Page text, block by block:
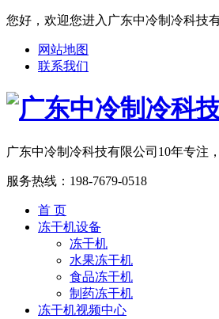
您好，欢迎您进入广东中冷制冷科技
网站地图
联系我们
广东中冷制冷科技有限公司 10年专注
服务热线： 198-7679-0518
首 页
冻干机设备
冻干机
水果冻干机
食品冻干机
制药冻干机
冻干机视频中心